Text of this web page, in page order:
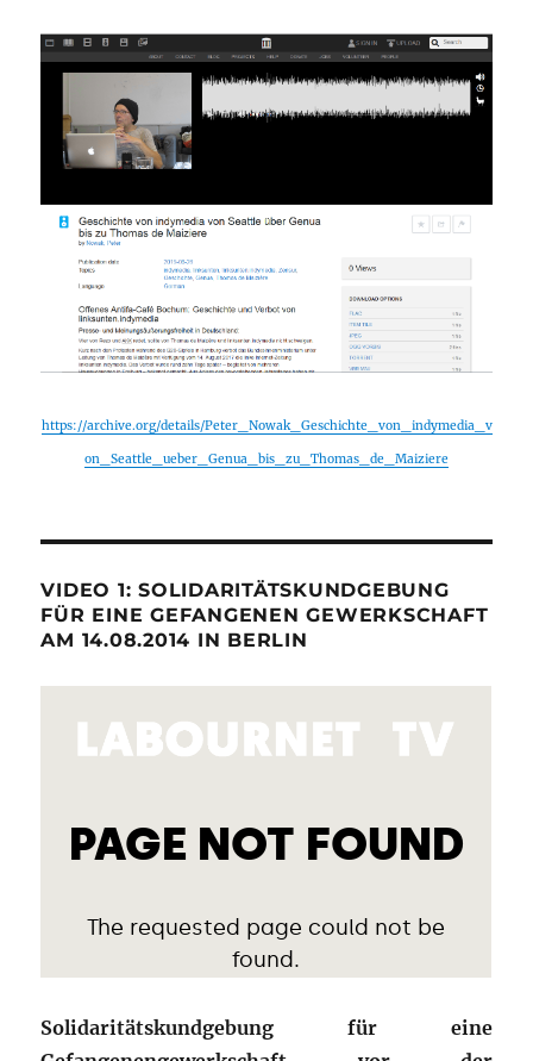
https://archive.org/details/Peter_Nowak_Geschichte_von_indymedia_v
on_Seattle_ueber_Genua_bis_zu_Thomas_de_Maiziere
VIDEO 1: SOLIDARITÄTSKUNDGEBUNG
FÜR EINE GEFANGENEN GEWERKSCHAFT
AM 14.08.2014 IN BERLIN
Solidaritätskundgebung für eine